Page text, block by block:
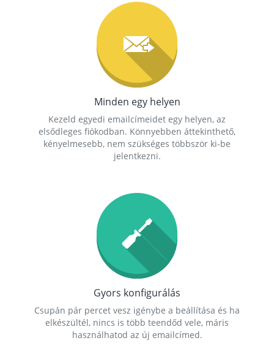
Minden egy helyen
Kezeld egyedi emailcímeidet egy helyen, az
elsődleges fiókodban. Könnyebben áttekinthető,
kényelmesebb, nem szükséges többször ki-be
jelentkezni.
Gyors konfigurálás
Csupán pár percet vesz igénybe a beállítása és ha
elkészültél, nincs is több teendőd vele, máris
használhatod az új emailcímed.